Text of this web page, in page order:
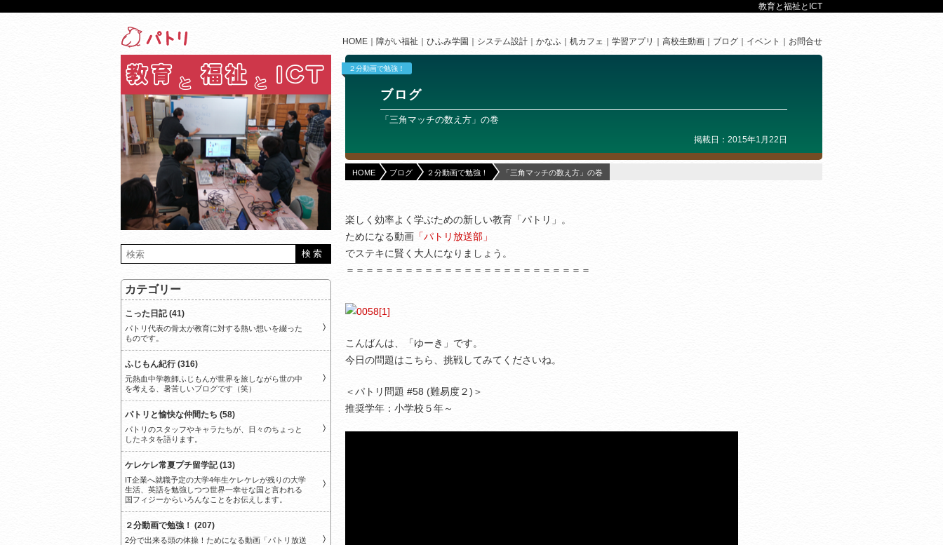
教育と福祉とICT
HOME 障がい福祉 ひふみ学園 システム設計 かなふ 机カフェ 学習アプリ 高校生動画 ブログ イベント お問合せ
２分動画で勉強！
ブログ
「三角マッチの数え方」の巻
掲載日：2015年1月22日
HOME ブログ ２分動画で勉強！ 「三角マッチの数え方」の巻
楽しく効率よく学ぶための新しい教育「パトリ」。
ためになる動画 「パトリ放送部」
でステキに賢く大人になりましょう。
＝＝＝＝＝＝＝＝＝＝＝＝＝＝＝＝＝＝＝＝＝＝＝＝＝
こんばんは、「ゆーき」です。
今日の問題はこちら、挑戦してみてくださいね。
＜パトリ問題 #58 (難易度２)＞
推奨学年：小学校５年～
カテゴリー
こった日記 (41)
パトリ代表の骨太が教育に対する熱い想いを綴った
ものです。
ふじもん紀行 (316)
元熱血中学教師ふじもんが世界を旅しながら世の中
を考える、暑苦しいブログです（笑）
パトリと愉快な仲間たち (58)
パトリのスタッフやキャラたちが、日々のちょっと
したネタを語ります。
ケレケレ常夏プチ留学記 (13)
IT企業へ就職予定の大学4年生ケレケレが残りの大学
生活、英語を勉強しつつ世界一幸せな国と言われる
国フィジーからいろんなことをお伝えします。
２分動画で勉強！ (207)
2分で出来る頭の体操！ためになる動画「パトリ放送